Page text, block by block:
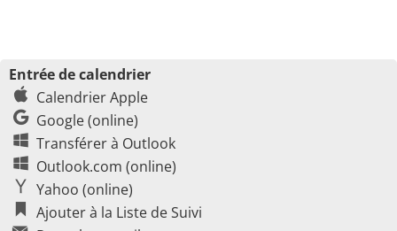
Entrée de calendrier
Calendrier Apple
Google (online)
Transférer à Outlook
Outlook.com (online)
Yahoo (online)
Ajouter à la Liste de Suivi